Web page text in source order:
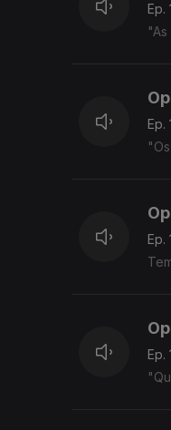
Ep.
Ep.
Ep.
Ep.